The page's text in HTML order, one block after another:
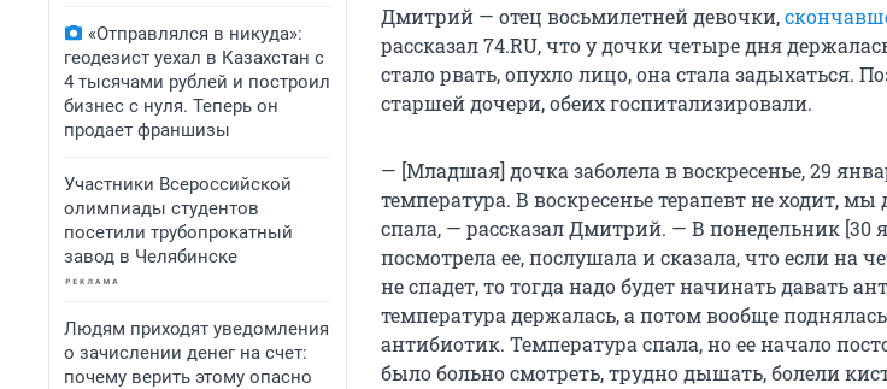
«Отправлялся в никуда»:
геодезист уехал в Казахстан с
4 тысячами рублей и построил
бизнес с нуля. Теперь он
продает франшизы
Участники Всероссийской
олимпиады студентов
посетили трубопрокатный
завод в Челябинске
Людям приходят уведомления
о зачислении денег на счет:
почему верить этому опасно
Дмитрий — отец восьмилетней девочки,
рассказал 74.RU, что у дочки четыре дня
стало рвать, опухло лицо, она стала задыхаться.
старшей дочери, обеих госпитализировали.
— [Младшая] дочка заболела в воскресенье, 29
температура. В воскресенье терапевт не ходит,
спала, — рассказал Дмитрий. — В понедельник [30
посмотрела ее, послушала и сказала, что если на
не спадет, то тогда надо будет начинать давать
температура держалась, а потом вообще
антибиотик. Температура спала, но ее начало
было больно смотреть, трудно дышать, болели